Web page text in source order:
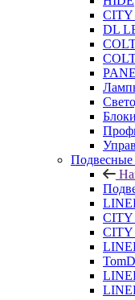
CITY
DL
Подвесные
CITY
CITY